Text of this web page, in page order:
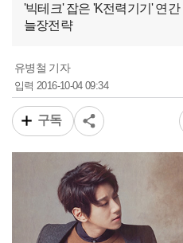
'빅테크' 잡은 'K전력기기' 연
늘장전략
유병철 기자
입력 2016-10-04 09:34
구독